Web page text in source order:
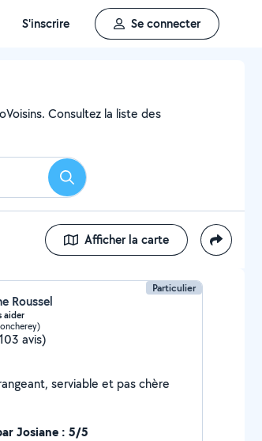
S'inscrire Se connecter
Consultez la liste des
Rechercher
Afficher la carte
Particulier
Roussel
aider
avis)
serviable et pas chère
Josiane : 5/5